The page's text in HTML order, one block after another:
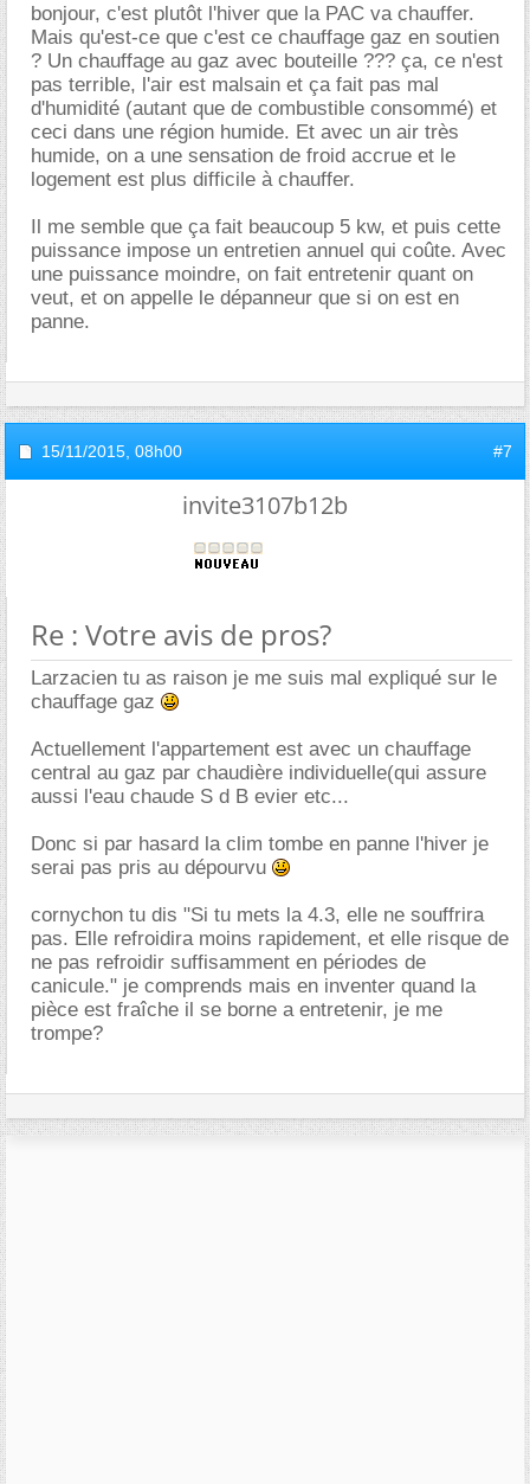
bonjour, c'est plutôt l'hiver que la PAC va chauffer.
Mais qu'est-ce que c'est ce chauffage gaz en soutien
? Un chauffage au gaz avec bouteille ??? ça, ce n'est
pas terrible, l'air est malsain et ça fait pas mal
d'humidité (autant que de combustible consommé) et
ceci dans une région humide. Et avec un air très
humide, on a une sensation de froid accrue et le
logement est plus difficile à chauffer.
Il me semble que ça fait beaucoup 5 kw, et puis cette
puissance impose un entretien annuel qui coûte. Avec
une puissance moindre, on fait entretenir quant on
veut, et on appelle le dépanneur que si on est en
panne.
15/11/2015, 08h00 #7
invite3107b12b
Re : Votre avis de pros?
Larzacien tu as raison je me suis mal expliqué sur le
chauffage gaz
Actuellement l'appartement est avec un chauffage
central au gaz par chaudière individuelle(qui assure
aussi l'eau chaude S d B evier etc...
Donc si par hasard la clim tombe en panne l'hiver je
serai pas pris au dépourvu
cornychon tu dis "Si tu mets la 4.3, elle ne souffrira
pas. Elle refroidira moins rapidement, et elle risque de
ne pas refroidir suffisamment en périodes de
canicule." je comprends mais en inventer quand la
pièce est fraîche il se borne a entretenir, je me
trompe?